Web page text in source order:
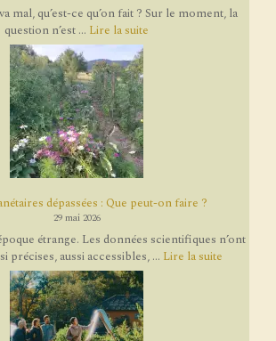
mal, qu’est-ce qu’on fait ? Sur le moment, la
question n’est ... Lire la suite
dépassées : Que peut-on faire ?
29 mai 2026
étrange. Les données scientifiques n’ont
précises, aussi accessibles, ... Lire la suite